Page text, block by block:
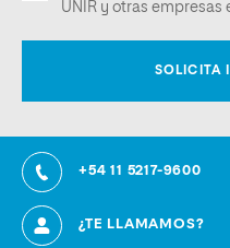
+54 11 5217-9600
¿TE LLAMAMOS?